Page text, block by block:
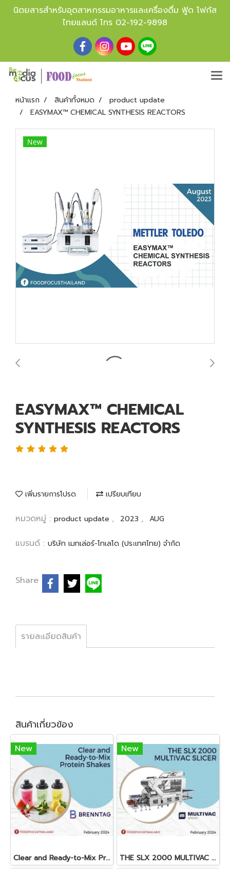
นิตยสารสำหรับอุตสาหกรรมอาหารและเครื่องดื่ม ฟู้ด โฟกัส
ไทยแลนด์ โทร 02-192-9898
หน้าแรก สินค้าทั้งหมด
product update
EASYMAX™ CHEMICAL SYNTHESIS REACTORS
New
EASYMAX™ CHEMICAL
SYNTHESIS REACTORS
เพิ่มรายการโปรด เปรียบเทียบ
หมวดหมู่ : product update , 2023 , AUG
แบรนด์ : บริษัท เมทเล่อร์-โทเลโด (ประเทศไทย) จำกัด
Share
รายละเอียดสินค้า
สินค้าเกี่ยวข้อง
New
Clear and Ready-to-Mix Protein Shakes
New
THE SLX 2000 MULTIVAC SLICER